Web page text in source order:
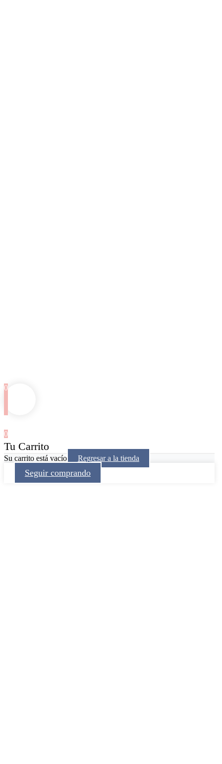
0
0
Tu Carrito
Su carrito está vacío Regresar a la tienda
Seguir comprando